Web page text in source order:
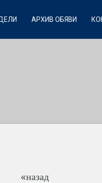
АРХИВ ОБЯВИ
«назад